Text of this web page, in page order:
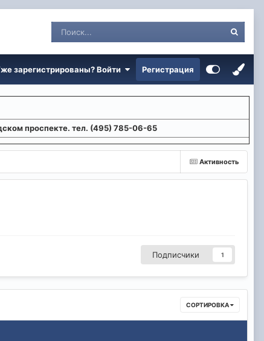
зарегистрированы? Войти Регистрация
проспекте. тел. (495) 785-06-65
Активность
Подписчики 1
СОРТИРОВКА